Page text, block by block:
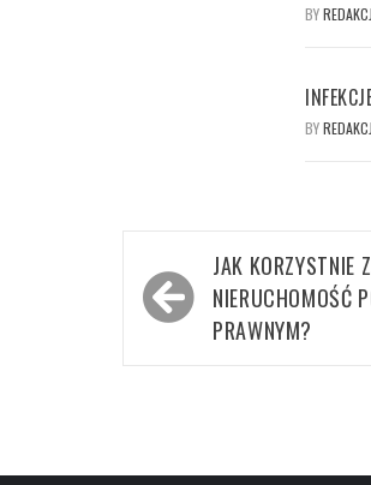
BY
BY
Nawigacja
wpisu
JAK KORZYSTNIE
NIERUCHOMOŚĆ
PRAWNYM?